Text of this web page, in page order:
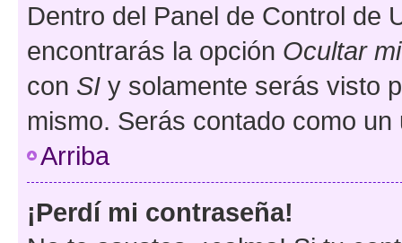
Dentro del Panel de Control de
encontrarás la opción Ocultar
con SI y solamente serás visto
mismo. Serás contado como un
Arriba
¡Perdí mi contraseña!